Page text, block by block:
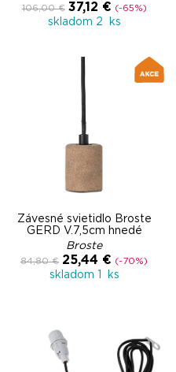
106,00 € 37,12 € (-65%)
skladom 2 ks
Závesné svietidlo Broste
GERD V.7,5cm hnedé
Broste
84,80 € 25,44 € (-70%)
skladom 1 ks